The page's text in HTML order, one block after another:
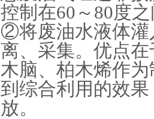
控制在60～80度
②将废油水液体灌
离、采集。优点
木脑、柏木烯作
到综合利用的效
放。